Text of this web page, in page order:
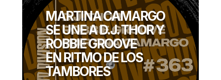
ERIK
GONZALEZ
AGOSTO 28, 2025
MARTINA CAMARGO
SE UNE A D.J. THOR Y
ROBBIE GROOVE
EN RITMO DE LOS
TAMBORES